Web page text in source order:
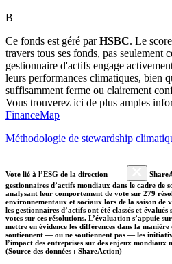
B
Ce fonds est géré parHSBC. Le
travers tous ses fonds, pas
gestionnaire d'actifs engage
leurs performances climatiques, bien
suffisamment ferme ou clairement
Vous trouverez ici de plus amples
FinanceMap
Méthodologie de stewardship
Vote lié à l’ESG de la direction
gestionnaires d’actifs mondiaux dans le cadre de
analysant leur comportement de vote sur 279
environnementaux et sociaux lors de la saison de
les gestionnaires d’actifs ont été classés et
votes sur ces résolutions. L’évaluation s’appuie
mettre en évidence les différences dans la
soutiennent — ou ne soutiennent pas — les
l’impact des entreprises sur des enjeux mondiaux
(Source des données : ShareAction)